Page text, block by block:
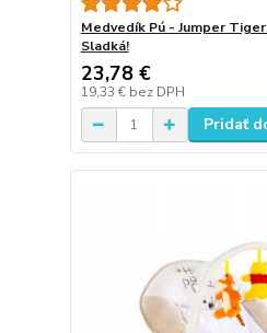
Medvedík Pú - Jumper
Sladká!
23,78 €
19,33 € bez DPH
Pridať